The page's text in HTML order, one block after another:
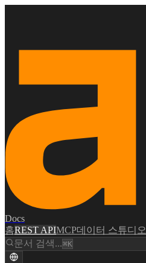
Docs
홈REST APIMCP데이터 스튜디오
문서 검색...⌘K